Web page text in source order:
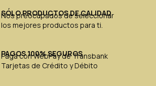
SÓLO PRODUCTOS DE CALIDAD
Nos preocupados de seleccionar
los mejores productos para ti.
PAGOS 100% SEGUROS
Paga con WebPay de Transbank
Tarjetas de Crédito y Débito